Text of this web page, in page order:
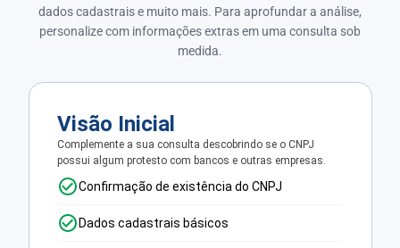
dados cadastrais e muito mais. Para aprofundar a análise,
personalize com informações extras em uma consulta sob
medida.
Visão Inicial
Complemente a sua consulta descobrindo se o CNPJ
possui algum protesto com bancos e outras empresas.
Confirmação de existência do CNPJ
Dados cadastrais básicos